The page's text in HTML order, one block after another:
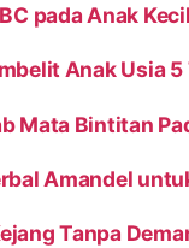
pada Anak
Anak Usia 5
Mata Bintitan
Amandel
Tanpa